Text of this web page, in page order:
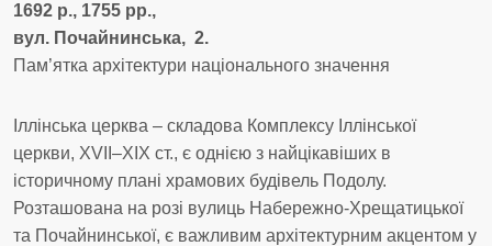
1692 р., 1755 рр.,
вул. Почайнинська, 2.
Пам’ятка архітектури національного значення
Іллінська церква – складова Комплексу Іллінської
церкви, ХVІІ–ХІХ ст., є однією з найцікавіших в
історичному плані храмових будівель Подолу.
Розташована на розі вулиць Набережно-Хрещатицької
та Почайнинської, є важливим архітектурним акцентом у